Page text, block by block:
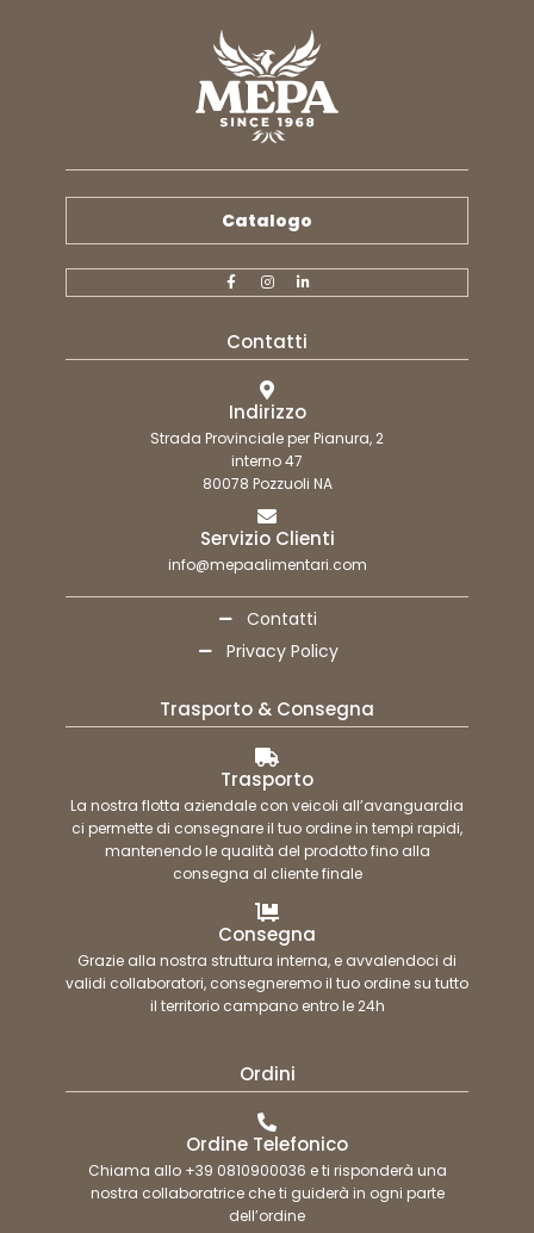
Catalogo
Contatti
Indirizzo
Strada Provinciale per Pianura, 2
interno 47
80078 Pozzuoli NA
Servizio Clienti
info@mepaalimentari.com
Contatti
Privacy Policy
Trasporto & Consegna
Trasporto
La nostra flotta aziendale con veicoli all’avanguardia
ci permette di consegnare il tuo ordine in tempi rapidi,
mantenendo le qualità del prodotto fino alla
consegna al cliente finale
Consegna
Grazie alla nostra struttura interna, e avvalendoci di
validi collaboratori, consegneremo il tuo ordine su tutto
il territorio campano entro le 24h
Ordini
Ordine Telefonico
Chiama allo +39 0810900036 e ti risponderà una
nostra collaboratrice che ti guiderà in ogni parte
dell’ordine